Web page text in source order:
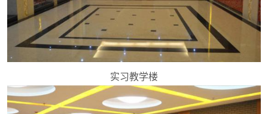
实习教学楼